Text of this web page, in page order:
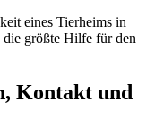
eines Tierheims in
die größte Hilfe für den
Kontakt und